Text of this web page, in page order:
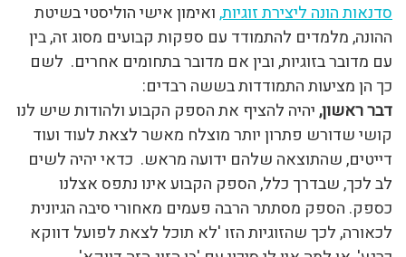
סדנאות הונה ליצירת זוגיות,ואימון אישי הוליסטי בשיטת
ההונה, מלמדים להתמודד עם ספקות קבועים מסוג זה, בין
עם מדובר בזוגיות, ובין אם מדובר בתחומים אחרים. לשם
כך הן מציעות התמודדות בששה רבדים:
דבר ראשון,יהיה להציף את הספק הקבוע ולהודות שיש לנו
קושי שדורש פתרון יותר מוצלח מאשר לצאת לעוד ועוד
דייטים, שהתוצאה שלהם ידועה מראש. כדאי יהיה לשים
לב לכך, שבדרך כלל, הספק הקבוע אינו נתפס אצלנו
כספק. הספק מסתתר הרבה פעמים מאחורי סיבה הגיונית
לכאורה, לכך שהזוגיות הזו 'לא תוכל לצאת לפועל דווקא